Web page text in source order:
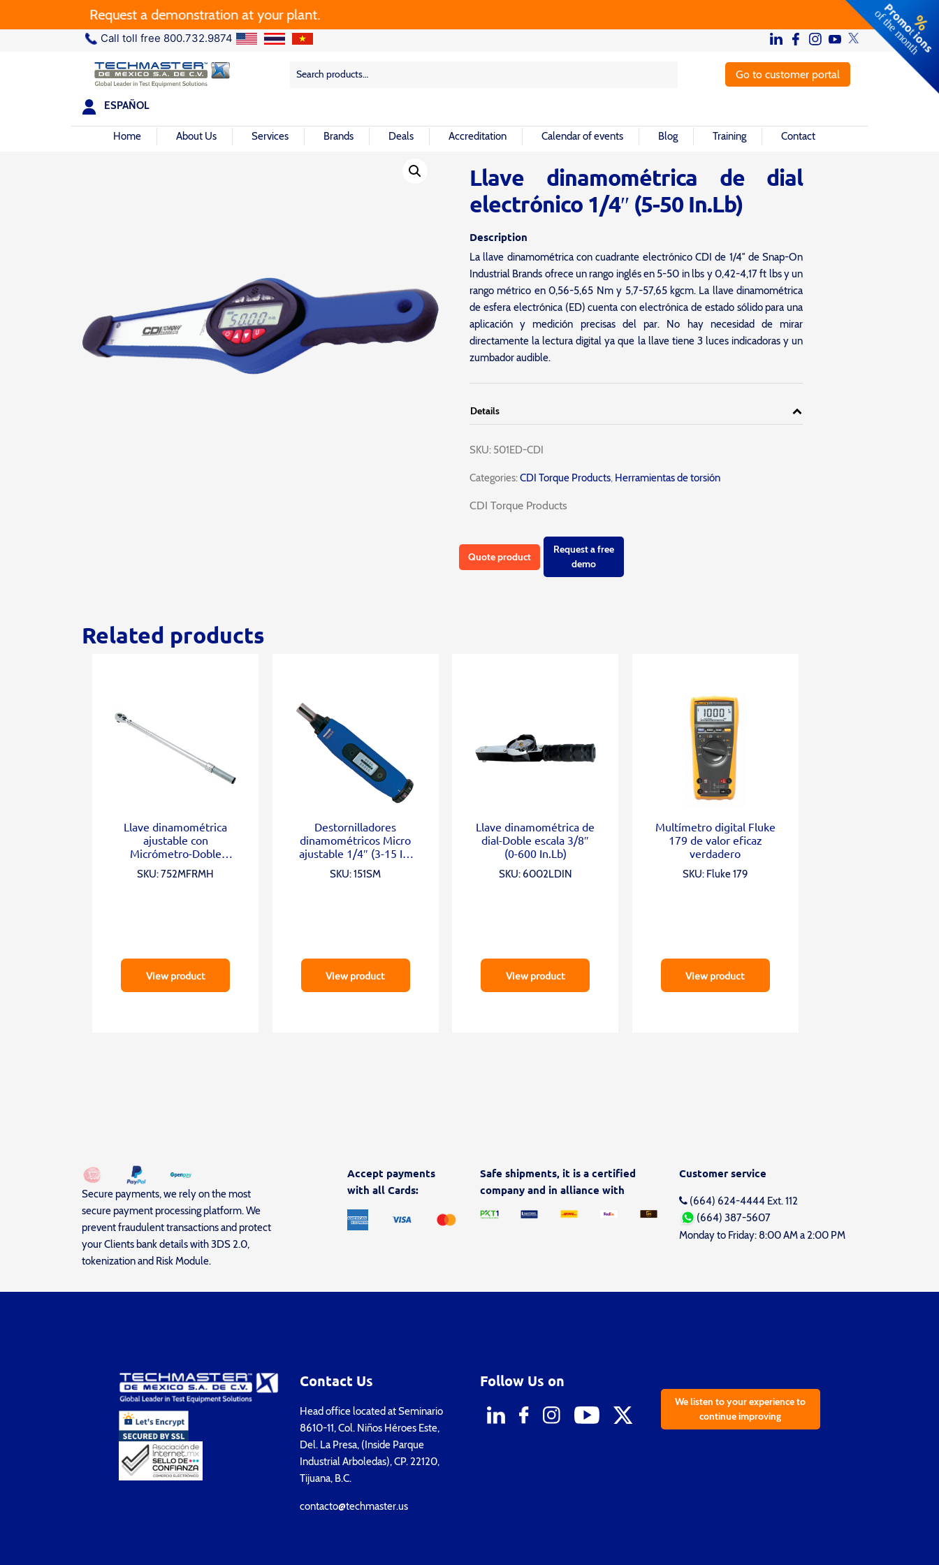
Request a demonstration at your plant.
Call toll free 800.732.9874
Search
Search Go to customer portal
ESPAÑOL
Home About Us Services Brands Deals Accreditation Calendar of events Blog Training Contact
Llave dinamométrica de dial
electrónico 1/4″ (5-50 In.Lb)
Description
La llave dinamométrica con cuadrante electrónico CDI de 1/4″ de Snap-On
Industrial Brands ofrece un rango inglés en 5-50 in lbs y 0,42-4,17 ft lbs y un
rango métrico en 0,56-5,65 Nm y 5,7-57,65 kgcm. La llave dinamométrica
de esfera electrónica (ED) cuenta con electrónica de estado sólido para una
aplicación y medición precisas del par. No hay necesidad de mirar
directamente la lectura digital ya que la llave tiene 3 luces indicadoras y un
zumbador audible.
Details
SKU: 501ED-CDI
Categories:CDI Torque Products, Herramientas de torsión
CDI Torque Products
Quote product
Request a free
demo
Related products
Llave dinamométrica
ajustable con
Micrómetro-Doble
SKU: 752MFRMH
View product
Destornilladores
dinamométricos Micro
ajustable 1/4″ (3-15 In.
SKU: 151SM
View product
Llave dinamométrica de
dial-Doble escala 3/8″
(0-600 In.Lb)
SKU: 6002LDIN
View product
Multímetro digital Fluke
179 de valor eficaz
verdadero
SKU: Fluke 179
View product
Secure payments, we rely on the most
secure payment processing platform. We
prevent fraudulent transactions and protect
your Clients bank details with 3DS 2.0,
tokenization and Risk Module.
Accept payments
with all Cards:
Safe shipments, it is a certified
company and in alliance with
Customer service
(664) 624-4444 Ext. 112
(664) 387-5607
Monday to Friday: 8:00 AM a 2:00 PM
Contact Us
Head office located at Seminario
8610-11, Col. Niños Héroes Este,
Del. La Presa, (Inside Parque
Industrial Arboledas), CP. 22120,
Tijuana, B.C.
contacto@techmaster.us
Follow Us on
We listen to your experience to
continue improving